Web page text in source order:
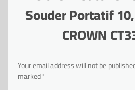
Souder Portatif
CROWN
Your email address will not be
marked*